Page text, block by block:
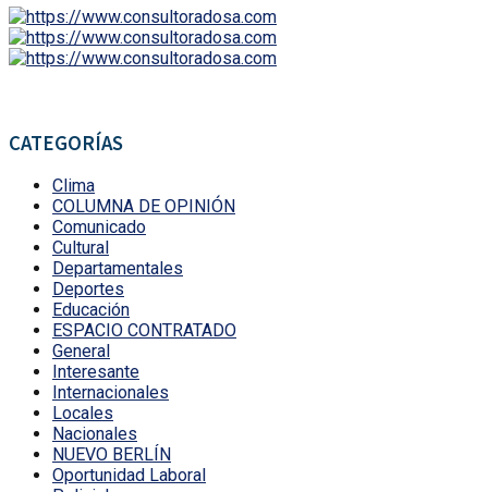
CATEGORÍAS
Clima
COLUMNA DE OPINIÓN
Comunicado
Cultural
Departamentales
Deportes
Educación
ESPACIO CONTRATADO
General
Interesante
Internacionales
Locales
Nacionales
NUEVO BERLÍN
Oportunidad Laboral